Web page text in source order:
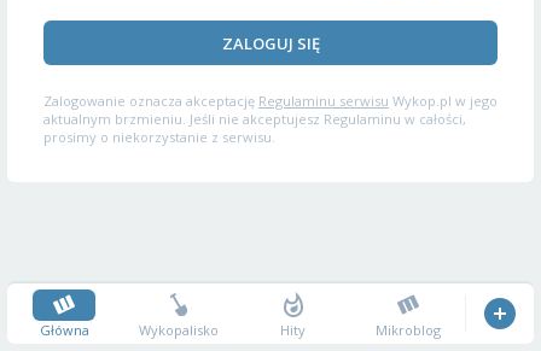
ZALOGUJ SIĘ
Zalogowanie oznacza akceptację Regulaminu serwisu Wykop.pl w jego
aktualnym brzmieniu. Jeśli nie akceptujesz Regulaminu w całości,
prosimy o niekorzystanie z serwisu.
Główna Wykopalisko Hity Mikroblog